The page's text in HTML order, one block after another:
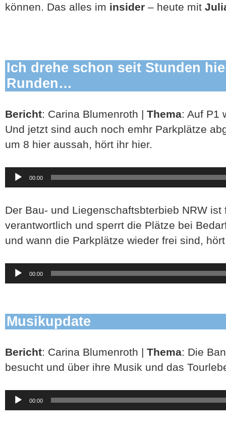
können. Das alles im insider – heute mit
Ich drehe schon seit Stunden
Runden…
Bericht: Carina Blumenroth | Thema: Auf P1
Und jetzt sind auch noch emhr Parkplätze
um 8 hier aussah, hört ihr hier.
Audio-
Player
00:00
Der Bau- und Liegenschaftsbterbieb NRW ist
verantwortlich und sperrt die Plätze bei
und wann die Parkplätze wieder frei sind,
Audio-
Player
00:00
Musikupdate
Bericht: Carina Blumenroth | Thema: Die
besucht und über ihre Musik und das
Audio-
Player
00:00